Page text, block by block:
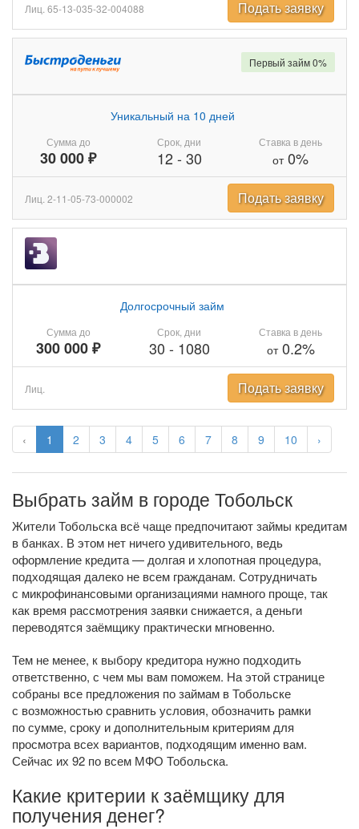
‹ 1 2 3 4 5 6 7 8 9 10 ›
Лиц. 65-13-035-32-004088 Подать заявку
Сумма до
30 000 ₽
Уникальный на 10 дней
Срок, дни
12- 30
Ставка в день
от0%
Первый займ 0%
Лиц. 2-11-05-73-000002 Подать заявку
Сумма до
300 000 ₽
Долгосрочный займ
Срок, дни
30 - 1080
Ставка в день
от0.2%
Лиц. Подать заявку
Выбрать займ в городе Тобольск
Жители Тобольска всё чаще предпочитают займы кредитам
в банках. В этом нет ничего удивительного, ведь
оформление кредита — долгая и хлопотная процедура,
подходящая далеко не всем гражданам. Сотрудничать
с микрофинансовыми организациями намного проще, так
как время рассмотрения заявки снижается, а деньги
переводятся заёмщику практически мгновенно.
Тем не менее, к выбору кредитора нужно подходить
ответственно, с чем мы вам поможем. На этой странице
собраны все предложения по займам в Тобольске
с возможностью сравнить условия, обозначить рамки
по сумме, сроку и дополнительным критериям для
просмотра всех вариантов, подходящим именно вам.
Сейчас их 92 по всем МФО Тобольска.
Какие критерии к заёмщику для
получения денег?